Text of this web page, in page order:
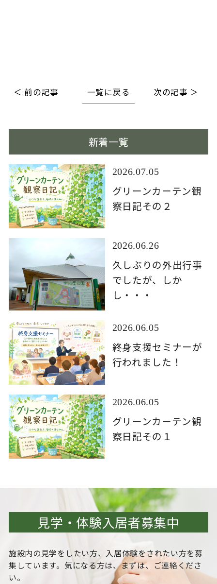
＜ 前の記事 一覧に戻る 次の記事 ＞
新着一覧
2026.07.05
グリーンカーテン観
察日記その２
2026.06.26
久しぶりの外出行事
でしたが、しか
し・・・
2026.06.05
終身支援セミナーが
行われました！
2026.06.05
グリーンカーテン観
察日記その１
見学・体験入居者募集中
施設内の見学をしたい方、入居体験をされたい方を募
集しています。気になる方は、まずは、ご連絡くださ
い。